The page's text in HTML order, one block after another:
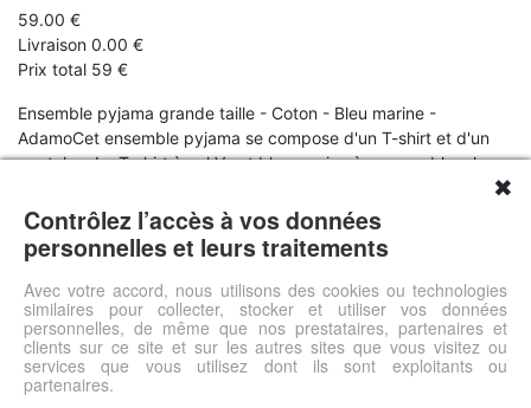
59.00 €
Livraison 0.00 €
Prix total 59 €
Ensemble pyjama grande taille - Coton - Bleu marine -
AdamoCet ensemble pyjama se compose d'un T-shirt et d'un
pantalon. Le T-shirt à col V est bleu marine à rayures blanches
CotonEntretien : Lavage en machine à 30°La marque : Adamo
est une marque spécialisée dans les sous-vêtements grande
taille pour homme. Depuis 2001, la marque s'efforce de
proposer des produits de qualité. Boxers, caleçons, slips et
pyjamas sont disponibles jusqu'au 10XL.
Voir l'offre
✖
Contrôlez l’accès à vos données
personnelles et leurs traitements
Avec votre accord, nous utilisons des cookies ou technologies
similaires pour collecter, stocker et utiliser vos données
personnelles, de même que nos prestataires, partenaires et
clients sur ce site et sur les autres sites que vous visitez ou
services que vous utilisez dont ils sont exploitants ou
partenaires.